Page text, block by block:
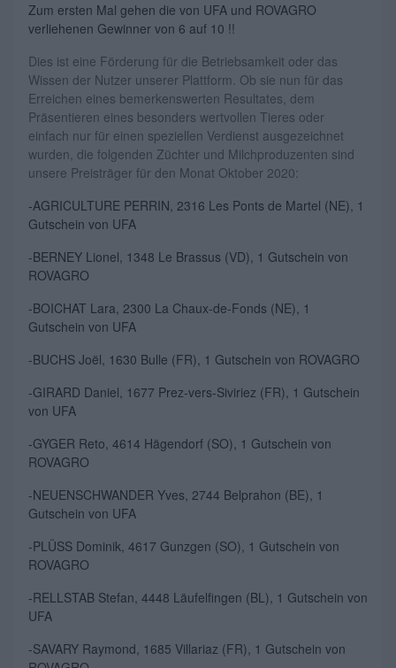
Zum ersten Mal gehen die von UFA und ROVAGRO
verliehenen Gewinner von 6 auf 10 !!
Dies ist eine Förderung für die Betriebsamkeit oder das
Wissen der Nutzer unserer Plattform. Ob sie nun für das
Erreichen eines bemerkenswerten Resultates, dem
Präsentieren eines besonders wertvollen Tieres oder
einfach nur für einen speziellen Verdienst ausgezeichnet
wurden, die folgenden Züchter und Milchproduzenten sind
unsere Preisträger für den Monat Oktober 2020:
-AGRICULTURE PERRIN, 2316 Les Ponts de Martel (NE), 1
Gutschein von UFA
-BERNEY Lionel, 1348 Le Brassus (VD), 1 Gutschein von
ROVAGRO
-BOICHAT Lara, 2300 La Chaux-de-Fonds (NE), 1
Gutschein von UFA
-BUCHS Joël, 1630 Bulle (FR), 1 Gutschein von ROVAGRO
-GIRARD Daniel, 1677 Prez-vers-Siviriez (FR), 1 Gutschein
von UFA
-GYGER Reto, 4614 Hägendorf (SO), 1 Gutschein von
ROVAGRO
-NEUENSCHWANDER Yves, 2744 Belprahon (BE), 1
Gutschein von UFA
-PLÜSS Dominik, 4617 Gunzgen (SO), 1 Gutschein von
ROVAGRO
-RELLSTAB Stefan, 4448 Läufelfingen (BL), 1 Gutschein von
UFA
-SAVARY Raymond, 1685 Villariaz (FR), 1 Gutschein von